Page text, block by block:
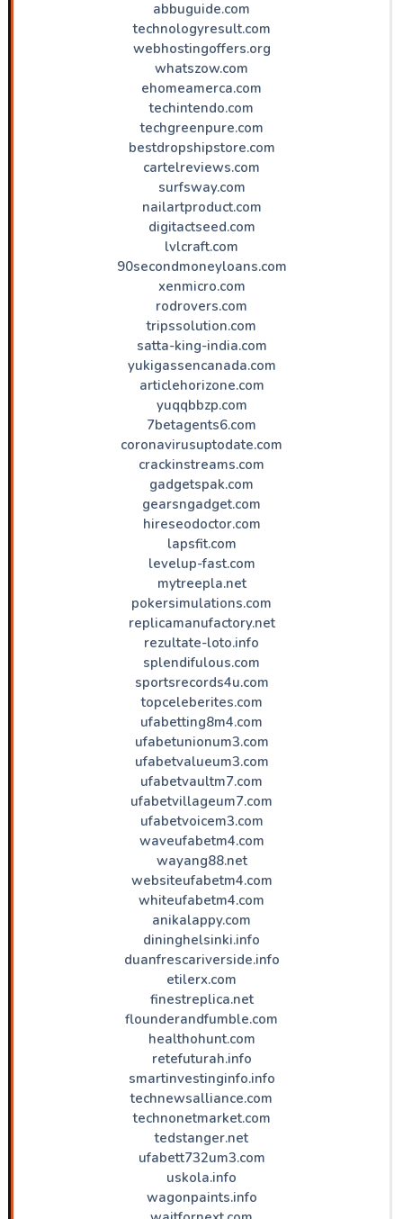
abbuguide.com
technologyresult.com
webhostingoffers.org
whatszow.com
ehomeamerca.com
techintendo.com
techgreenpure.com
bestdropshipstore.com
cartelreviews.com
surfsway.com
nailartproduct.com
digitactseed.com
lvlcraft.com
90secondmoneyloans.com
xenmicro.com
rodrovers.com
tripssolution.com
satta-king-india.com
yukigassencanada.com
articlehorizone.com
yuqqbbzp.com
7betagents6.com
coronavirusuptodate.com
crackinstreams.com
gadgetspak.com
gearsngadget.com
hireseodoctor.com
lapsfit.com
levelup-fast.com
mytreepla.net
pokersimulations.com
replicamanufactory.net
rezultate-loto.info
splendifulous.com
sportsrecords4u.com
topceleberites.com
ufabetting8m4.com
ufabetunionum3.com
ufabetvalueum3.com
ufabetvaultm7.com
ufabetvillageum7.com
ufabetvoicem3.com
waveufabetm4.com
wayang88.net
websiteufabetm4.com
whiteufabetm4.com
anikalappy.com
dininghelsinki.info
duanfrescariverside.info
etilerx.com
finestreplica.net
flounderandfumble.com
healthohunt.com
retefuturah.info
smartinvestinginfo.info
technewsalliance.com
technonetmarket.com
tedstanger.net
ufabett732um3.com
uskola.info
wagonpaints.info